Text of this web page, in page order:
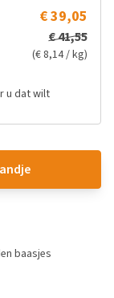
€ 39,05
€ 41,55
(€ 8,14 / kg)
u dat wilt
baasjes